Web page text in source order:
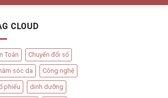
CLOUD
Toàn Chuyển đổi số
sóc da Công nghệ
phiếu dinh dưỡng